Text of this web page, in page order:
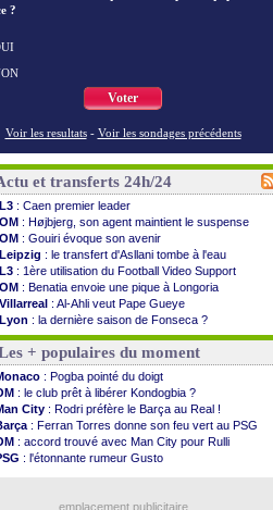
?
Voter
Voir les resultats - Voir les sondages précédents
et transferts 24h/24
L3 : Caen premier leader
OM : Højbjerg, son agent maintient le suspense
OM : Gouiri évoque son avenir
Leipzig : le transfert d'Asllani tombe à l'eau
L3 : 1ère utilisation du Football Video Support
OM : Benatia envoie une pique à Longoria
Villarreal : Al-Ahli veut Pape Gueye
Lyon : la dernière saison de Fonseca ?
OM: un nouveau prétendant pour Højbjerg
Brest: un gardien norvégien en approche ?
OM: McCourt a versé 120 M€ en 2026
PSG: 4 retours dans le groupe face à Man Utd ...
Nice: Kevin Carlos va partir en Italie
L1: prison avec sursis requis contre un arbitre
Leganés: c'est signé pour Luca Zidane (off.)
Atletico: Ruggeri en route pour Aston Villa
Monaco: Filipe Luis soutient Biereth
+ populaires du moment
: Pogba pointé du doigt
: le club prêt à libérer Kondogbia ?
City : Rodri préfère le Barça au Real !
: Ferran Torres donne son feu vert au PSG
: accord trouvé avec Man City pour Rulli
: l'étonnante rumeur Gusto
emplacement publicitaire